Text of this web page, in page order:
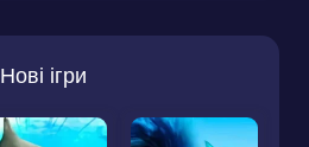
Нові ігри